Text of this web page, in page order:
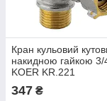
Кран кульовий
накидною гайкою 3/
KOER KR.221
(KR0171)
347 ₴